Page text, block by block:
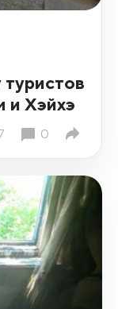
и Хэйхэ
0